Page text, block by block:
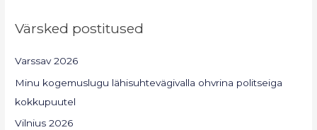
Värsked postitused
Varssav 2026
Minu kogemuslugu lähisuhtevägivalla ohvrina politseiga
kokkupuutel
Vilnius 2026